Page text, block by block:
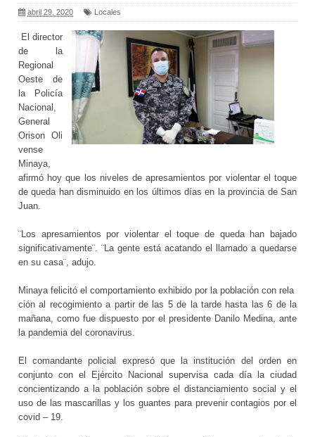
abril 29, 2020 Locales
El director
de la
Regional
Oeste de
la Policía
Nacional,
General
Orison Oli
vense
Minaya,
afirmó hoy que los niveles de apresamientos por violentar el toque
de queda han disminuido en los últimos días en la provincia de San
Juan.
¨Los apresamientos por violentar el toque de queda han bajado
significativamente¨. ¨La gente está acatando el llamado a quedarse
en su casa¨, adujo.
Minaya felicitó el comportamiento exhibido por la población con rela
ción al recogimiento a partir de las 5 de la tarde hasta las 6 de la
mañana, como fue dispuesto por el presidente Danilo Medina, ante
la pandemia del coronavirus.
El comandante policial expresó que la institución del orden en
conjunto con el Ejército Nacional supervisa cada día la ciudad
concientizando a la población sobre el distanciamiento social y el
uso de las mascarillas y los guantes para prevenir contagios por el
covid – 19.